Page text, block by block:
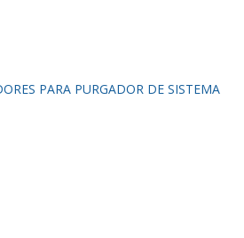
PARA PURGADOR DE SISTEMA